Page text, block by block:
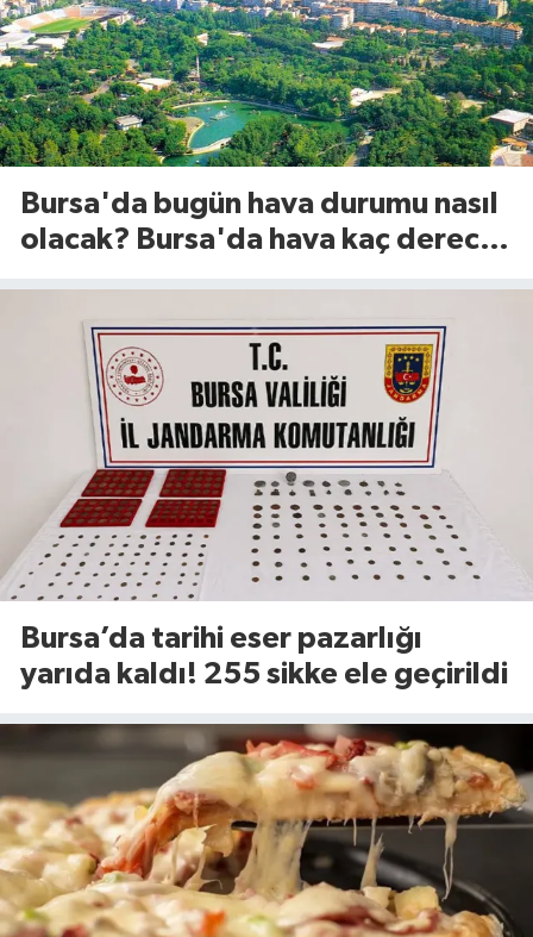
Bursa'da bugün hava durumu nasıl
olacak? Bursa'da hava kaç derece?
Bursa’da tarihi eser pazarlığı
yarıda kaldı! 255 sikke ele geçirildi